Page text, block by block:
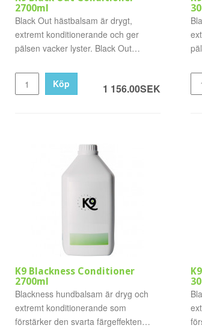
2700ml
Black Out hästbalsam är drygt,
extremt konditionerande och ger
pälsen vacker lyster. Black Out
1 156.00SEK
Köp
K9 Blackness Conditioner
2700ml
Blackness hundbalsam är dryg och
extremt konditionerande som
förstärker den svarta färgeffekten